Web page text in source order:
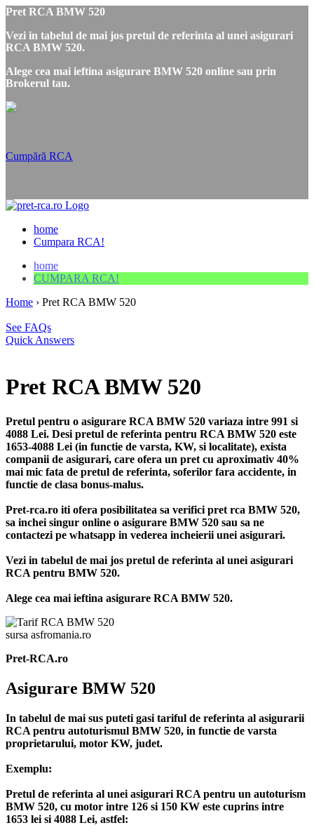
Pret RCA BMW 520
Vezi in tabelul de mai jos pretul de referinta al unei asigurari
RCA BMW 520.
Alege cea mai ieftina asigurare BMW 520 online sau prin
Brokerul tau.
Cumpără RCA
home
Cumpara RCA!
home
CUMPARA RCA!
Home › Pret RCA BMW 520
See FAQs
Quick Answers
Pret RCA BMW 520
Pretul pentru o asigurare RCA BMW 520 variaza intre 991 si
4088 Lei. Desi pretul de referinta pentru RCA BMW 520 este
1653-4088 Lei (in functie de varsta, KW, si localitate), exista
companii de asigurari, care ofera un pret cu aproximativ 40%
mai mic fata de pretul de referinta, soferilor fara accidente, in
functie de clasa bonus-malus.
Pret-rca.ro iti ofera posibilitatea sa verifici pret rca BMW 520,
sa inchei singur online o asigurare BMW 520 sau sa ne
contactezi pe whatsapp in vederea incheierii unei asigurari.
Vezi in tabelul de mai jos pretul de referinta al unei asigurari
RCA pentru BMW 520.
Alege cea mai ieftina asigurare RCA BMW 520.
sursa asfromania.ro
Pret-RCA.ro
Asigurare BMW 520
In tabelul de mai sus puteti gasi tariful de referinta al asigurarii
RCA pentru autoturismul BMW 520, in functie de varsta
proprietarului, motor KW, judet.
Exemplu:
Pretul de referinta al unei asigurari RCA pentru un autoturism
BMW 520, cu motor intre 126 si 150 KW este cuprins intre
1653 lei si 4088 Lei, astfel: